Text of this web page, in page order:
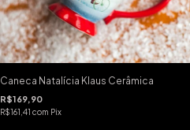
Caneca Natalícia Klaus Cerâmica
R$169,90
R$161,41 com Pix